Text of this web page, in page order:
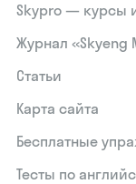
Skypro — курсы
Журнал «Skyeng
Статьи
Карта сайта
Бесплатные
Тесты по